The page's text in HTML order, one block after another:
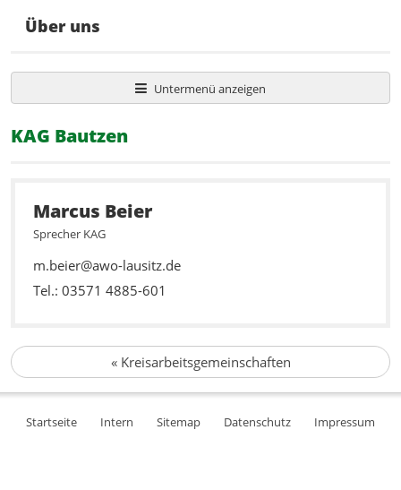
KAG Bautzen
Marcus Beier
Sprecher KAG
m.beier@awo-lausitz.de
Tel.: 03571 4885-601
«Kreisarbeitsgemeinschaften
Über uns
Untermenü anzeigen
Startseite Intern Sitemap Datenschutz Impressum